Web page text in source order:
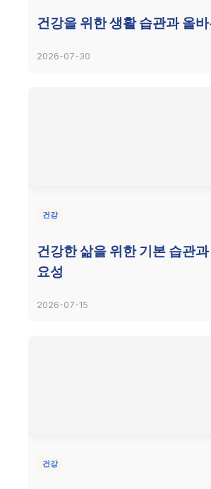
건강을 위한 생활 습관과 올
2026-07-30
건강
건강한 삶을 위한 기본 습관
요성
2026-07-15
건강